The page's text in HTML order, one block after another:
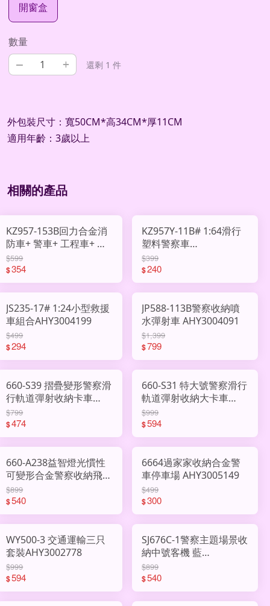
開窗盒
數量
– + 還剩 1 件
外包裝尺寸：寬50CM*高34CM*厚11CM
適用年齡：3歲以上
相關的產品
KZ957-153B回力合金消
防車+ 警車+ 工程車+ 軍
事車AHY3012212
$599
$354
KZ957Y-11B# 1:64滑行
塑料警察車
AHY3012198
$399
$240
JS235-17# 1:24小型救援
車組合AHY3004199
$499
$294
JP588-113B警察收納噴
水彈射車 AHY3004091
$1,399
$799
660-S39 摺疊變形警察滑
行軌道彈射收納卡車
AHY2914919
$799
$474
660-S31 特大號警察滑行
軌道彈射收納大卡車
AHY2888508
$999
$594
660-A238益智燈光慣性
可變形合金警察收納飛機
ACN2863206
$899
$540
6664過家家收納合金警
車停車場 AHY3005149
$499
$300
WY500-3 交通運輸三只
套裝AHY3002778
$999
$594
SJ676C-1警察主題場景收
納中號客機 藍
AHY3002379
$899
$540